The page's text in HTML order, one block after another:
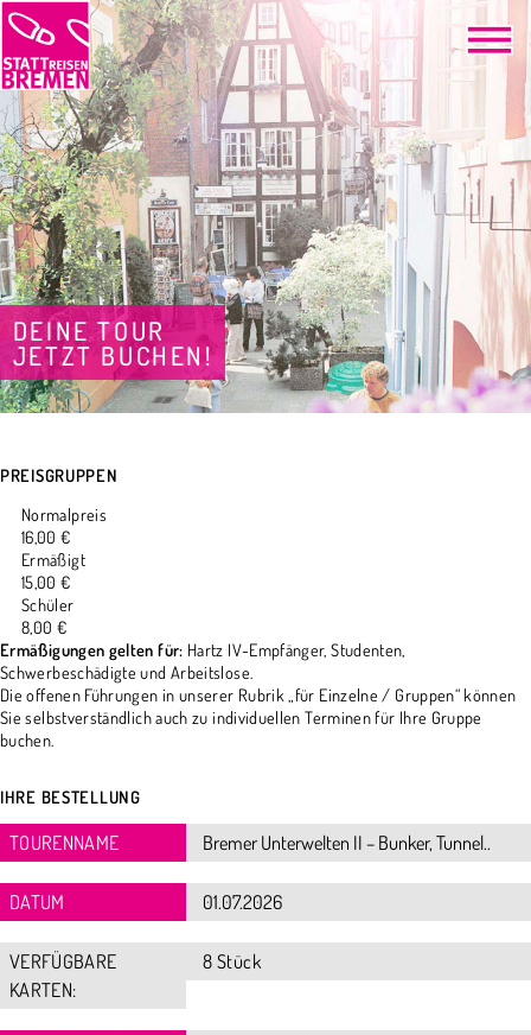
DEINE TOUR
JETZT BUCHEN!
PREISGRUPPEN
Normalpreis
16,00 €
Ermäßigt
15,00 €
Schüler
8,00 €
Ermäßigungen gelten für: Hartz IV-Empfänger, Studenten,
Schwerbeschädigte und Arbeitslose.
Die offenen Führungen in unserer Rubrik „für Einzelne / Gruppen“ können
Sie selbstverständlich auch zu individuellen Terminen für Ihre Gruppe
buchen.
IHRE BESTELLUNG
TOURENNAME
DATUM
VERFÜGBARE
KARTEN:
8 Stück